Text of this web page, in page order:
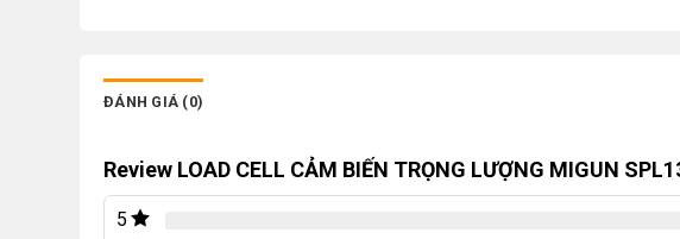
ĐÁNH GIÁ (0)
Review LOAD CELL CẢM BIẾN TRỌNG LƯỢNG MIGUN
5